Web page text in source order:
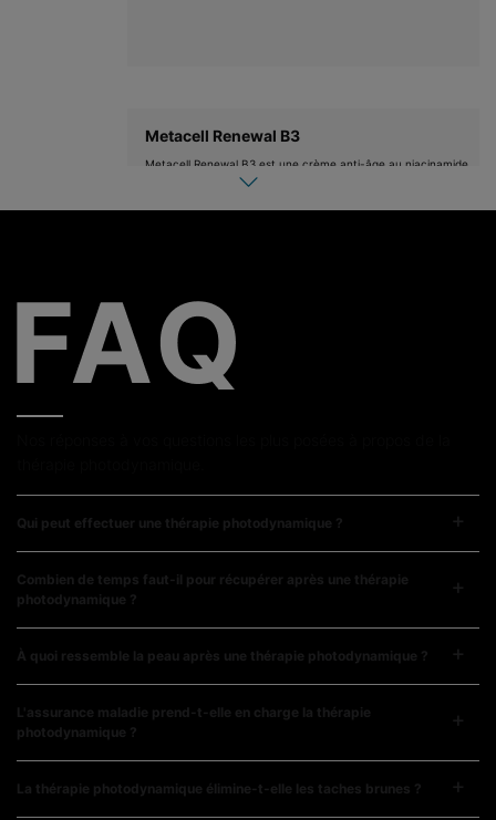
Metacell Renewal B3
Metacell Renewal B3 est une crème anti-âge au niacinamide
pour lutter contre les signes de l'âge prématurés liés au
Advanced Brightening UV Defense SPF 50
La protection solaire visage anti UVA et UVB Advanced
Qui peut effectuer une thérapie photodynamique ?
Combien de temps faut-il pour récupérer après une thérapie
photodynamique ?
À quoi ressemble la peau après une thérapie photodynamique ?
L'assurance maladie prend-t-elle en charge la thérapie
photodynamique ?
La thérapie photodynamique élimine-t-elle les taches brunes ?